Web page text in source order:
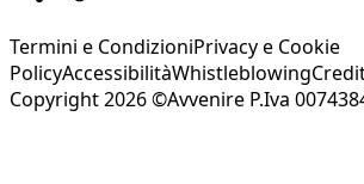
Termini e CondizioniPrivacy e Cookie
PolicyAccessibilitàWhistleblowing
Copyright 2026 ©Avvenire P.Iva